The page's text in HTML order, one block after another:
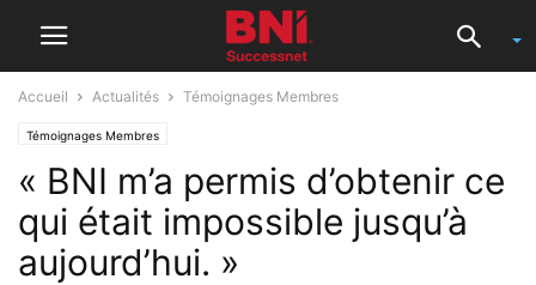
Accueil Actualités Témoignages Membres
Témoignages Membres
« BNI m’a permis d’obtenir ce
qui était impossible jusqu’à
aujourd’hui. »